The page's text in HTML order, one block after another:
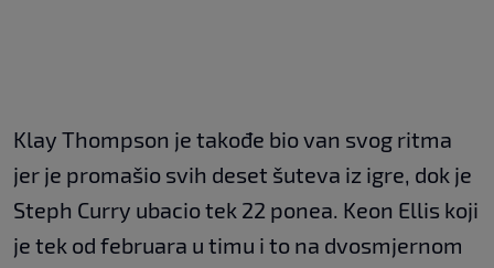
Klay Thompson je takođe bio van svog ritma
jer je promašio svih deset šuteva iz igre, dok je
Steph Curry ubacio tek 22 ponea. Keon Ellis koji
je tek od februara u timu i to na dvosmjernom